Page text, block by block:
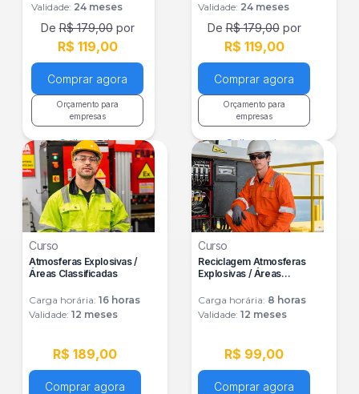
Validade: 24 meses
DeR$ 179,00por
R$ 119,00
Comprar agora
Orçamento para
empresas
Saiba mais
Validade: 24 meses
DeR$ 179,00por
R$ 119,00
Comprar agora
Orçamento para
empresas
Saiba mais
Curso
Atmosferas Explosivas /
Áreas Classificadas
Carga horária: 16 horas
Validade: 12 meses
R$ 189,00
Comprar agora
Curso
Reciclagem Atmosferas
Explosivas / Áreas
Carga horária: 8 horas
Validade: 12 meses
R$ 99,00
Comprar agora